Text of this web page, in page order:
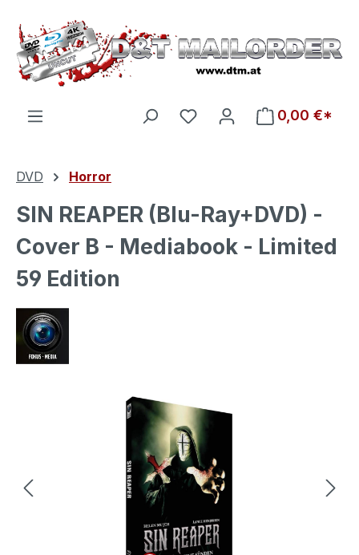
Zum Hauptinhalt springen
Du hast 0 Produkte auf
0,00 €*
DVD Horror
SIN REAPER (Blu-Ray+DVD) -
Cover B - Mediabook - Limited
59 Edition
Bildergalerie überspringen